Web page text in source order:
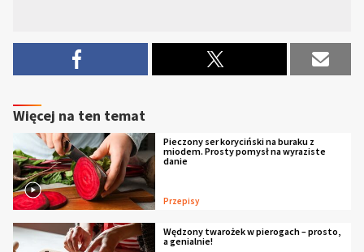
Więcej na ten temat
Pieczony ser koryciński na buraku z
miodem. Prosty pomysł na wyraziste
danie
Przepisy
Wędzony twarożek w pierogach – prosto,
a genialnie!